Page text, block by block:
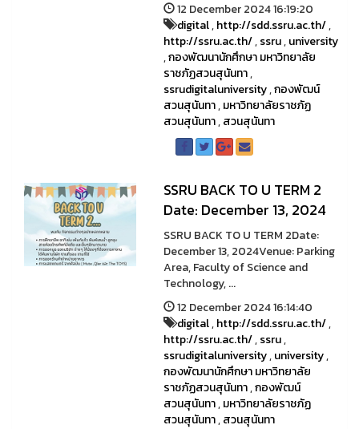
12 December 2024 16:19:20
digital,http://sdd.ssru.ac.th/,
http://ssru.ac.th/,ssru,university
,กองพัฒนานักศึกษา มหาวิทยาลัย
ราชภัฏสวนสุนันทา,
ssrudigitaluniversity,กองพัฒน์
สวนสุนันทา,มหาวิทยาลัยราชภัฏ
สวนสุนันทา,สวนสุนันทา
SSRU BACK TO U TERM 2
Date: December 13, 2024
SSRU BACK TO U TERM 2Date:
December 13, 2024Venue: Parking
Area, Faculty of Science and
Technology, ...
12 December 2024 16:14:40
digital,http://sdd.ssru.ac.th/,
http://ssru.ac.th/,ssru,
ssrudigitaluniversity,university,
กองพัฒนานักศึกษา มหาวิทยาลัย
ราชภัฏสวนสุนันทา,กองพัฒน์
สวนสุนันทา,มหาวิทยาลัยราชภัฏ
สวนสุนันทา,สวนสุนันทา